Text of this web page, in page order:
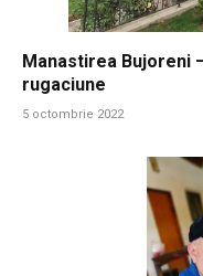
Manastirea Bujoreni
rugaciune
5 octombrie 2022